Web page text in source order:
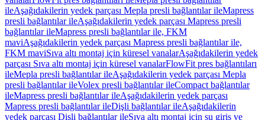
ileAşağıdakilerin yedek parçası Mepla presli bağlantılar ileMapress
presli bağlantılar ileAşağıdakilerin yedek parçası Mapress presli
bağlantılar ileMapress presli bağlantılar ile, FKM
maviAşağıdakilerin yedek parçası Mapress presli bağlantılar ile,
FKM maviSıva altı montaj için küresel vanalarAşağıdakilerin yedek
parçası Sıva altı montaj için küresel vanalarFlowFit pres bağlantıları
ileMepla presli bağlantılar ileAşağıdakilerin yedek parçası Mepla
presli bağlantılar ileVolex presli bağlantılar ileCompact bağlantılar
ileMapress presli bağlantılar ileAşağıdakilerin yedek parçası
Mapress presli bağlantılar ileDişli bağlantılar ileAşağıdakilerin
yedek parçası Dişli bağlantılar ileSıva altı montaj için su giriş ve